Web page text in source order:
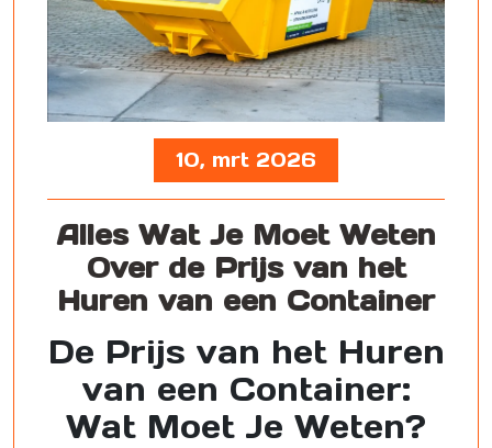
10, mrt 2026
Alles Wat Je Moet Weten
Over de Prijs van het
Huren van een Container
De Prijs van het Huren
van een Container:
Wat Moet Je Weten?